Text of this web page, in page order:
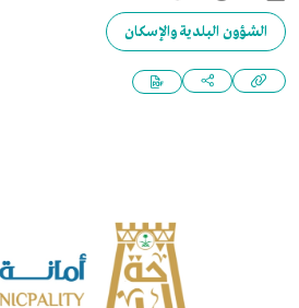
الشؤون البلدية والإسكان